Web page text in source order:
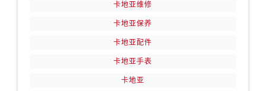
卡地亚维修
卡地亚保养
卡地亚配件
卡地亚手表
卡地亚